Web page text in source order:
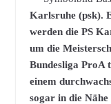
Karlsruhe (psk).
werden die PS
um die
Bundesliga ProA
einem
sogar in die